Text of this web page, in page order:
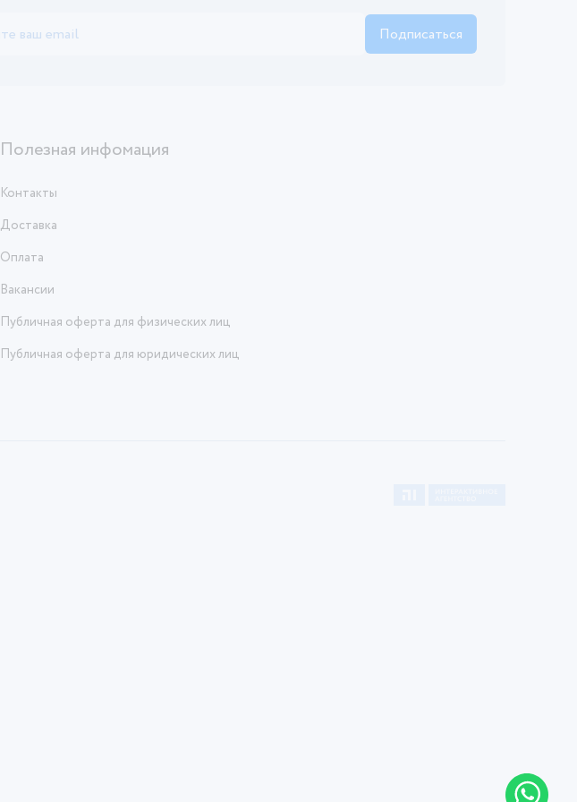
Подписаться
Полезная инфомация
Контакты
Доставка
Оплата
Вакансии
Публичная оферта для физических лиц
Публичная оферта для юридических лиц